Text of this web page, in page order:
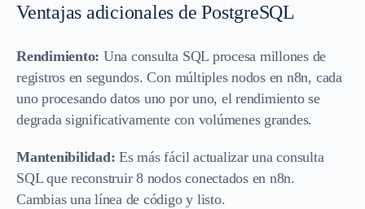
Ventajas adicionales de PostgreSQL
Rendimiento: Una consulta SQL procesa millones de
registros en segundos. Con múltiples nodos en n8n, cada
uno procesando datos uno por uno, el rendimiento se
degrada significativamente con volúmenes grandes.
Mantenibilidad: Es más fácil actualizar una consulta
SQL que reconstruir 8 nodos conectados en n8n.
Cambias una línea de código y listo.